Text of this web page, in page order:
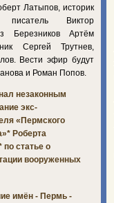
Латыпов, историк
Виктор
Березников Артём
Сергей Трутнев,
Вести эфир будут
и Роман Попов.
незаконным
экс-
«Пермского
Роберта
статье о
вооруженных
имён - Пермь -